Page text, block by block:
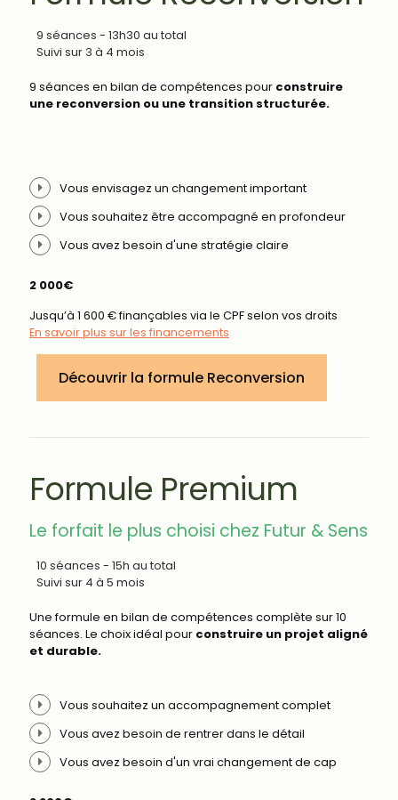
9 séances - 13h30 au total
Suivi sur 3 à 4 mois
9 séances en bilan de compétences pour construire
une reconversion ou une transition structurée.
Vous envisagez un changement important
Vous souhaitez être accompagné en profondeur
Vous avez besoin d'une stratégie claire
2 000€
Jusqu’à 1 600 € finançables via le CPF selon vos droits
En savoir plus sur les financements
Découvrir la formule Reconversion
Formule Premium
Le forfait le plus choisi chez Futur & Sens
10 séances - 15h au total
Suivi sur 4 à 5 mois
Une formule en bilan de compétences complète sur 10
séances. Le choix idéal pour construire un projet aligné
et durable.
Vous souhaitez un accompagnement complet
Vous avez besoin de rentrer dans le détail
Vous avez besoin d'un vrai changement de cap